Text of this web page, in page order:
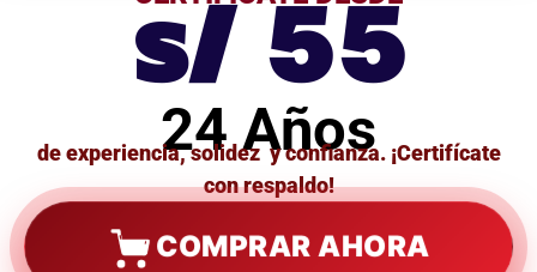
s/ 55
24 Años
de experiencia, solidez y confianza. ¡Certifícate
con respaldo!
COMPRAR AHORA